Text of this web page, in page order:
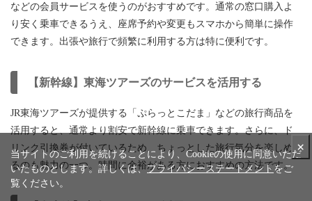
などの会員サービスを使うのがおすすめです。通常の窓口購入よ
り安く乗車できるうえ、座席予約や変更もスマホから簡単に操作
できます。出張や旅行で頻繁に利用する方は特に便利です。
【新幹線】東海ツアーズのサービスを活用する
JR東海ツアーズが提供する「ぷらっとこだま」などの旅行商品を
活用すると、通常より割安で新幹線に乗車できます。さらに、ド
リンク引換券が付いているため、ちょっとした旅行気分を楽しめ
るのも魅力の一つ。時間に余裕がある方におすすめの方法です。
×
当サイトのご利用を続けることにより、Cookieの使用に同意いただ
いたものとします。詳しくは、プライバシーステートメントをご
覧ください。